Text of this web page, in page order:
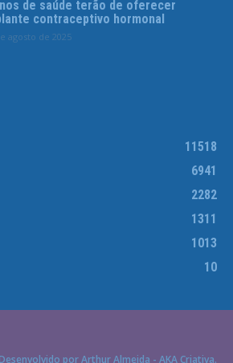
de saúde terão de oferecer
contraceptivo hormonal
agosto de 2025
11518
6941
2282
1311
1013
10
Desenvolvido por Arthur Almeida - AKA Criativa.